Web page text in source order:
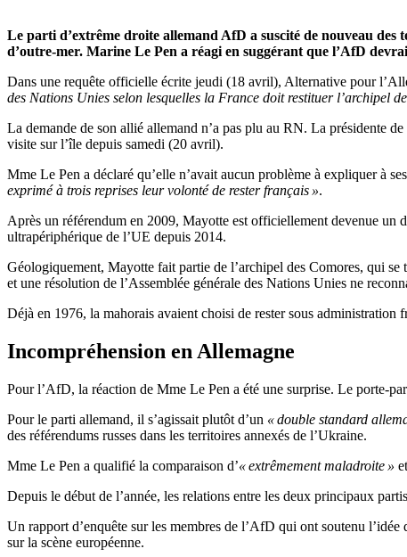
Le parti d’extrême droite allemand AfD a suscité de nouveau
d’outre-mer. Marine Le Pen a réagi en suggérant que l’AfD
Dans une requête officielle écrite jeudi (18 avril), Alternative pour
des Nations Unies selon lesquelles la France doit restituer l’archipel
La demande de son allié allemand n’a pas plu au RN. La présidente
visite sur l’île depuis samedi (20 avril).
Mme Le Pen a déclaré qu’elle n’avait aucun problème à expliquer à
exprimé à trois reprises leur volonté de rester français ».
Après un référendum en 2009, Mayotte est officiellement devenue un
ultrapériphérique de l’UE depuis 2014.
Géologiquement, Mayotte fait partie de l’archipel des Comores, qui
et une résolution de l’Assemblée générale des Nations Unies ne
Déjà en 1976, la mahorais avaient choisi de rester sous administration
Incompréhension en Allemagne
Pour l’AfD, la réaction de Mme Le Pen a été une surprise. Le porte-
Pour le parti allemand, il s’agissait plutôt d’un « double standard
des référendums russes dans les territoires annexés de l’Ukraine.
Mme Le Pen a qualifié la comparaison d’« extrêmement maladroite »
Depuis le début de l’année, les relations entre les deux principaux
Un rapport d’enquête sur les membres de l’AfD qui ont soutenu l’idée
sur la scène européenne.